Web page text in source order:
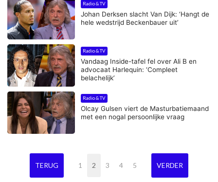
Radio & TV
Johan Derksen slacht Van Dijk: ‘Hangt de
hele wedstrijd Beckenbauer uit’
Radio & TV
Vandaag Inside-tafel fel over Ali B en
advocaat Harlequin: ‘Compleet
belachelijk’
Radio & TV
Olcay Gulsen viert de Masturbatiemaand
met een nogal persoonlijke vraag
TERUG 1 2 3 4 5 VERDER